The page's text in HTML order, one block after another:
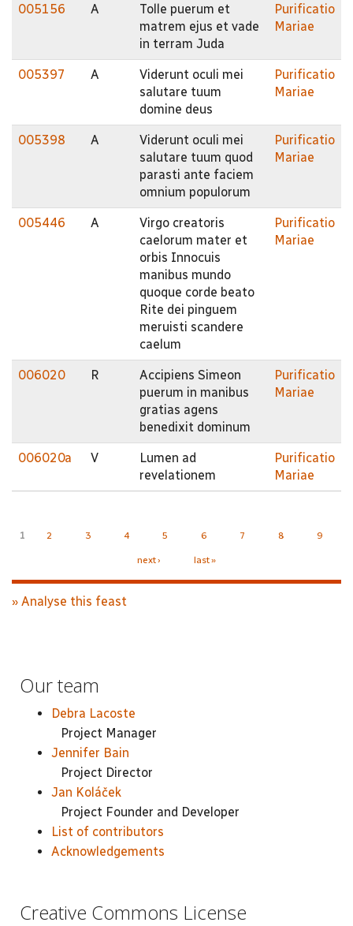
005156 A
Tolle puerum et
matrem ejus et vade
in terram Juda
Purificatio
Mariae
005397 A
Viderunt oculi mei
salutare tuum
domine deus
Purificatio
Mariae
005398 A
Viderunt oculi mei
salutare tuum quod
parasti ante faciem
omnium populorum
Purificatio
Mariae
005446 A
Virgo creatoris
caelorum mater et
orbis Innocuis
manibus mundo
quoque corde beato
Rite dei pinguem
meruisti scandere
caelum
Purificatio
Mariae
006020 R
Accipiens Simeon
puerum in manibus
gratias agens
benedixit dominum
Purificatio
Mariae
006020a V
Lumen ad
revelationem
Purificatio
Mariae
Pages
1 2 3 4 5 6 7 8 9
next › last »
» Analyse this feast
Our team
Debra Lacoste
Project Manager
Jennifer Bain
Project Director
Jan Koláček
Project Founder and Developer
List of contributors
Acknowledgements
Creative Commons License